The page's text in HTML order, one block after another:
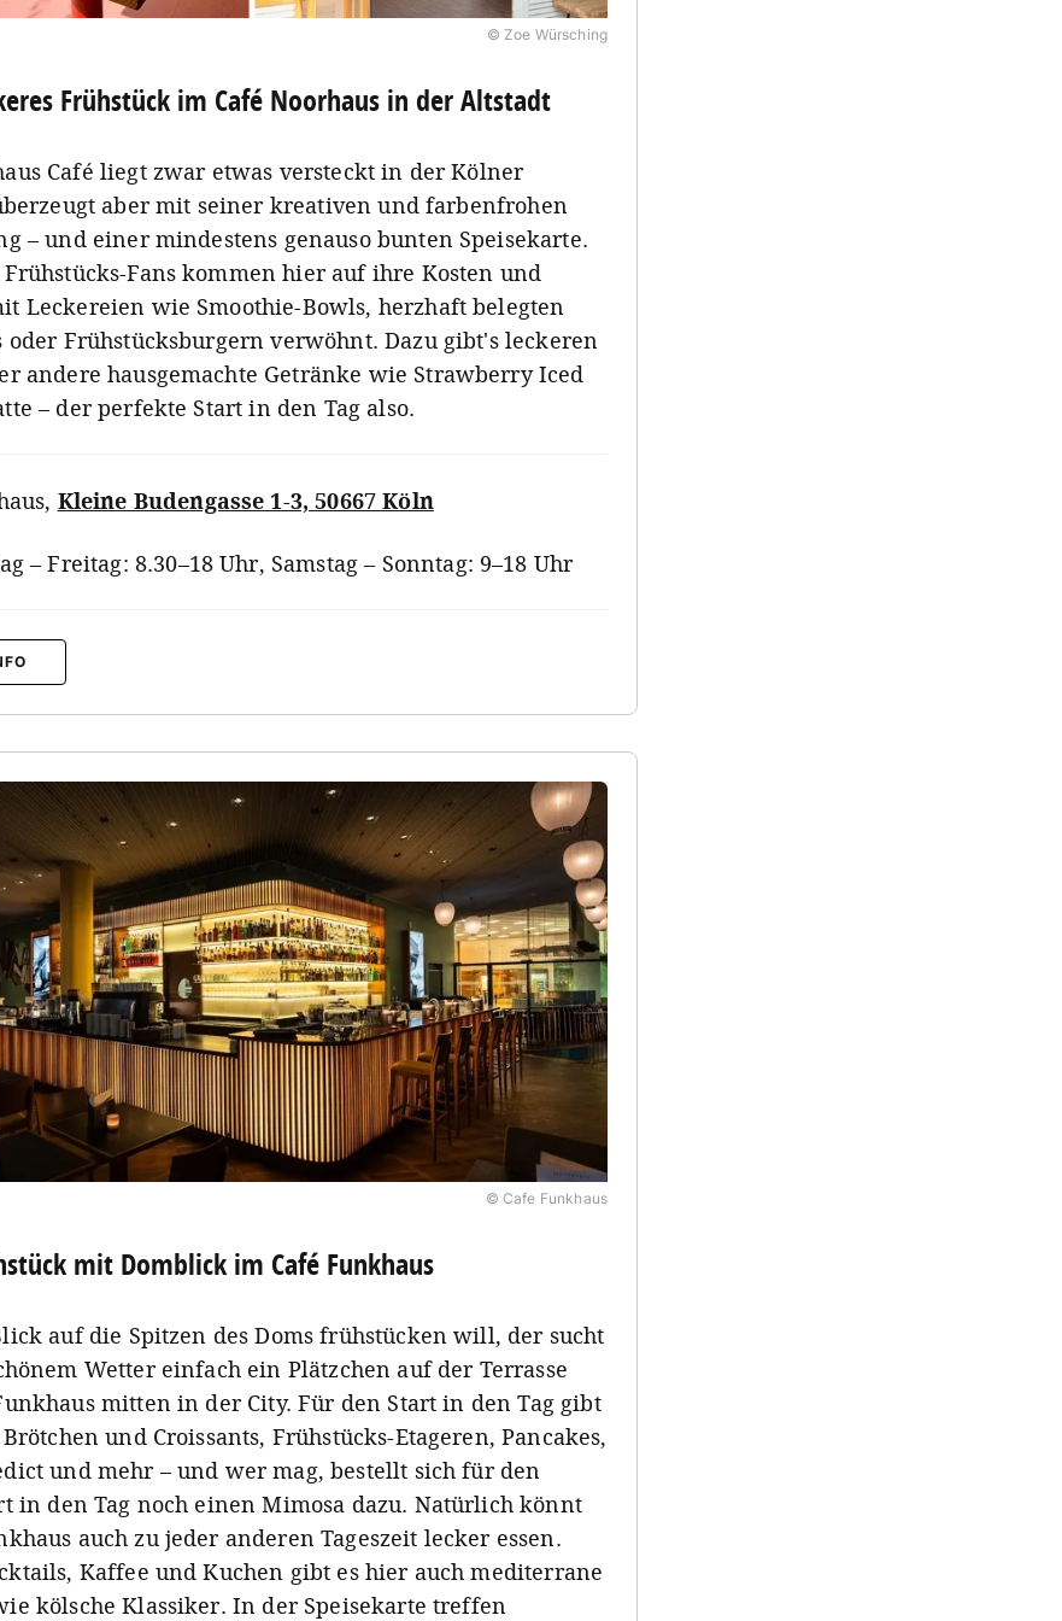
© Zoe Würsching
Frühstück im Café Noorhaus in der Altstadt
Café liegt zwar etwas versteckt in der Kölner
aber mit seiner kreativen und farbenfrohen
– und einer mindestens genauso bunten Speisekarte.
Fans kommen hier auf ihre Kosten und
Leckereien wie Smoothie-Bowls, herzhaft belegten
oder Frühstücksburgern verwöhnt. Dazu gibt's leckeren
andere hausgemachte Getränke wie Strawberry Iced
– der perfekte Start in den Tag also.
, Kleine Budengasse 1-3, 50667 Köln
– Freitag: 8.30–18 Uhr, Samstag – Sonntag: 9–18 Uhr
© Cafe Funkhaus
mit Domblick im Café Funkhaus
auf die Spitzen des Doms frühstücken will, der sucht
Wetter einfach ein Plätzchen auf der Terrasse
mitten in der City. Für den Start in den Tag gibt
und Croissants, Frühstücks-Etageren, Pancakes,
und mehr – und wer mag, bestellt sich für den
in den Tag noch einen Mimosa dazu. Natürlich könnt
auch zu jeder anderen Tageszeit lecker essen.
Kaffee und Kuchen gibt es hier auch mediterrane
kölsche Klassiker. In der Speisekarte treffen